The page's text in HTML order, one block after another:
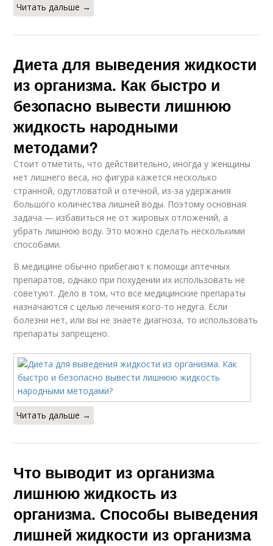
Читать дальше →
Диета для выведения жидкости
из организма. Как быстро и
безопасно вывести лишнюю
жидкость народными
методами?
Стоит отметить, что действительно, иногда у женщины
нет лишнего веса, но фигура кажется несколько
странной, одутловатой и отечной, из-за удержания
большого количества лишней воды. Поэтому основная
задача — избавиться не от жировых отложений, а
убрать лишнюю воду. Это можно сделать несколькими
способами.
В медицине обычно прибегают к помощи аптечных
препаратов, однако при похудении их использовать не
советуют. Дело в том, что все медицинские препараты
назначаются с целью лечения кого-то недуга. Если
болезни нет, или вы не знаете диагноза, то использовать
препараты запрещено.
Читать дальше →
Что выводит из организма
лишнюю жидкость из
организма. Способы выведения
лишней жидкости из организма